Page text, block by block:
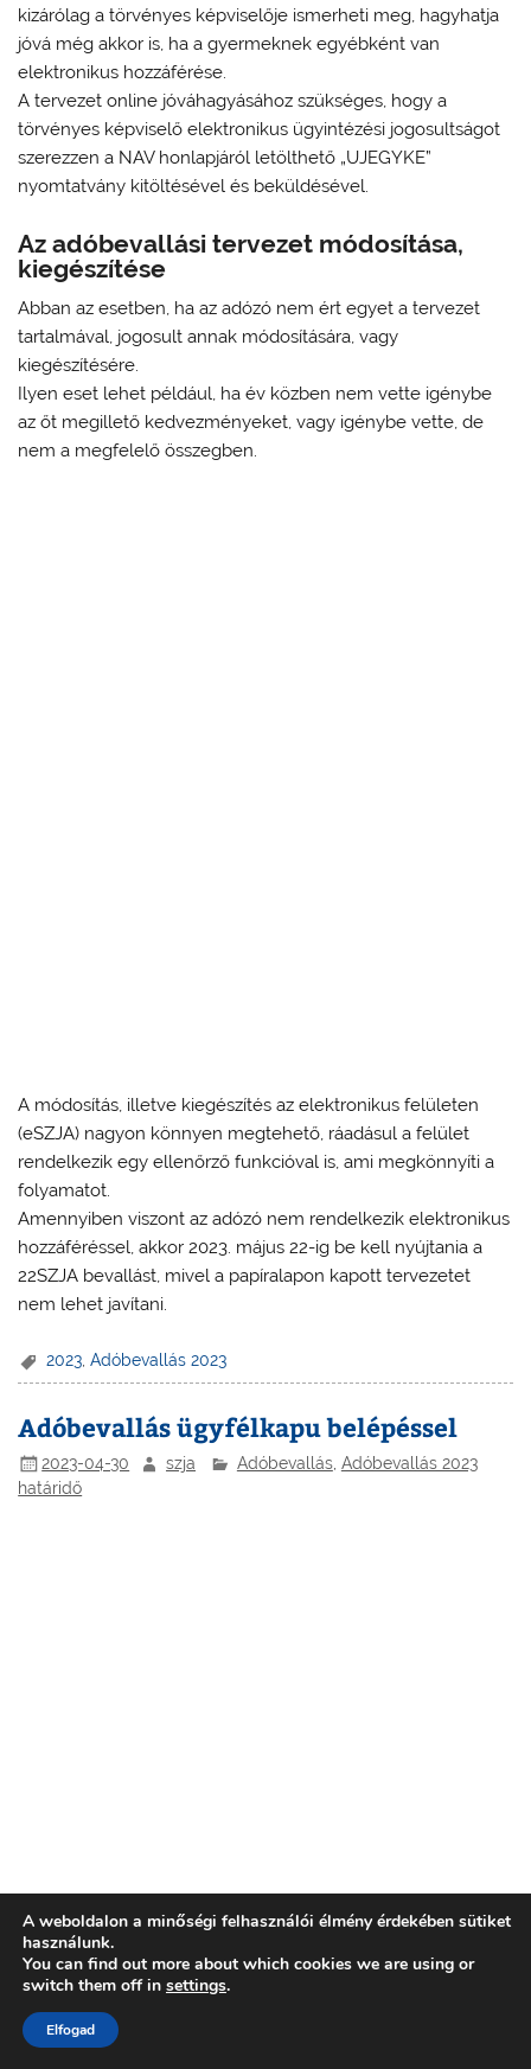
kizárólag a törvényes képviselője ismerheti meg, hagyhatja
jóvá még akkor is, ha a gyermeknek egyébként van
elektronikus hozzáférése.
A tervezet online jóváhagyásához szükséges, hogy a
törvényes képviselő elektronikus ügyintézési jogosultságot
szerezzen a NAV honlapjáról letölthető „UJEGYKE”
nyomtatvány kitöltésével és beküldésével.
Az adóbevallási tervezet módosítása,
kiegészítése
Abban az esetben, ha az adózó nem ért egyet a tervezet
tartalmával, jogosult annak módosítására, vagy
kiegészítésére.
Ilyen eset lehet például, ha év közben nem vette igénybe
az őt megillető kedvezményeket, vagy igénybe vette, de
nem a megfelelő összegben.
A módosítás, illetve kiegészítés az elektronikus felületen
(eSZJA) nagyon könnyen megtehető, ráadásul a felület
rendelkezik egy ellenőrző funkcióval is, ami megkönnyíti a
folyamatot.
Amennyiben viszont az adózó nem rendelkezik elektronikus
hozzáféréssel, akkor 2023. május 22-ig be kell nyújtania a
22SZJA bevallást, mivel a papíralapon kapott tervezetet
nem lehet javítani.
2023 ,Adóbevallás 2023
Adóbevallás ügyfélkapu belépéssel
2023-04-30 szja Adóbevallás, Adóbevallás 2023
határidő
A weboldalon a minőségi felhasználói élmény érdekében sütiket
használunk.
You can find out more about which cookies we are using or
switch them off in settings.
Elfogad